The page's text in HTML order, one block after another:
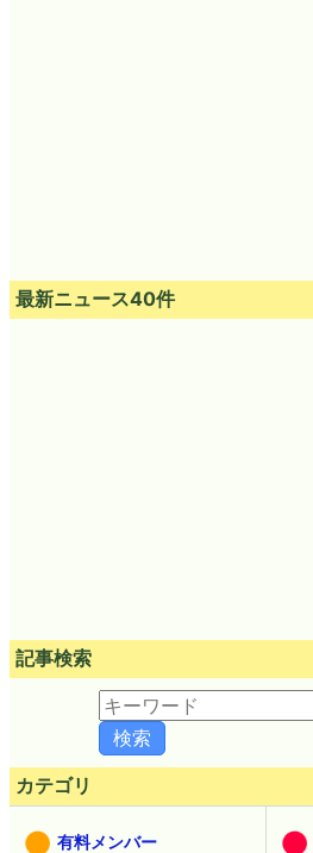
最新ニュース40件
記事検索
カテゴリ
有料メンバー